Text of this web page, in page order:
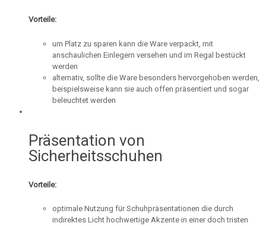
Vorteile:
um Platz zu sparen kann die Ware verpackt, mit
anschaulichen Einlegern versehen und im Regal bestückt
werden
alternativ, sollte die Ware besonders hervorgehoben werden,
beispielsweise kann sie auch offen präsentiert und sogar
beleuchtet werden
Präsentation von
Sicherheitsschuhen
Vorteile:
optimale Nutzung für Schuhpräsentationen die durch
indirektes Licht hochwertige Akzente in einer doch tristen